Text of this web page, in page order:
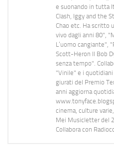
e suonando in tutta
Clash, Iggy and the
Chao etc. Ha scritto
vivo dagli anni 80",
L’uomo cangiante",
Scott-Heron Il Bob
senza tempo".
"Vinile" e i quotidiani
giurati del Premio
anni aggiorna
cinema, culture
Mei Musicletter del
Collabora con